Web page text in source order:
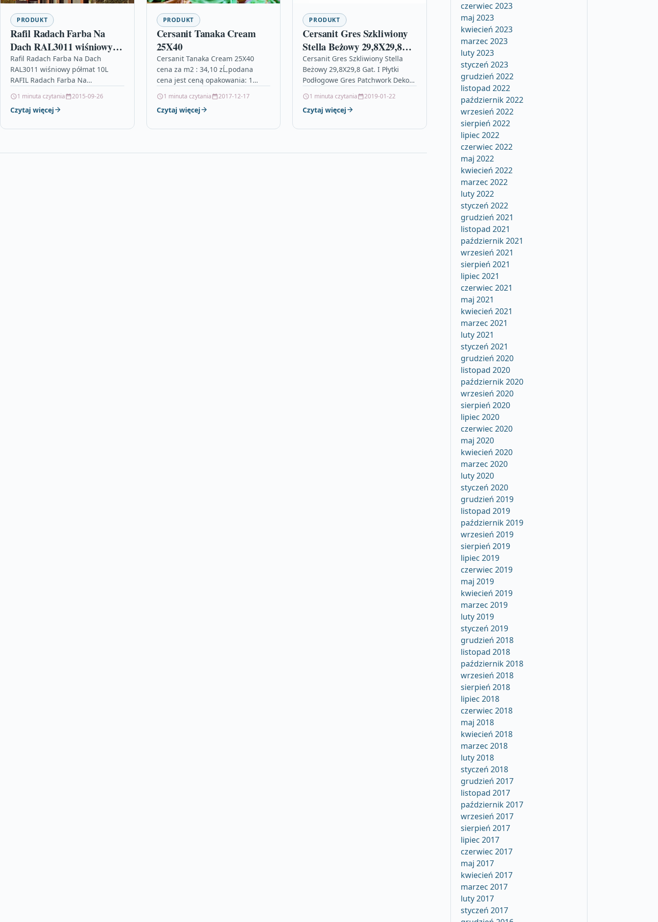
PRODUKT
Rafil Radach Farba Na
Dach RAL3011 wiśniowy
półmat 10L
Rafil Radach Farba Na Dach
RAL3011 wiśniowy półmat 10L
RAFIL Radach Farba Na
RAL3011 | Efekt
wykończenia: półmat Rafil – Farby
1 minuta czytania 2015-09-26
Czytaj więcej
PRODUKT
Cersanit Tanaka Cream
25X40
Cersanit Tanaka Cream 25X40
cena za m2 : 34,10 zĹ‚podana
cena jest ceną opakowania: 1
uchwyty na papier toaletowy,…
1 minuta czytania 2017-12-17
Czytaj więcej
PRODUKT
Cersanit Gres Szkliwiony
Stella Beżowy 29,8X29,8
Gat. I
Cersanit Gres Szkliwiony Stella
Beżowy 29,8X29,8 Gat. I Płytki
Podłogowe Gres Patchwork Dekor
ażurowe castorama, igła do piłki,…
1 minuta czytania 2019-01-22
Czytaj więcej
czerwiec 2023
maj 2023
kwiecień 2023
marzec 2023
luty 2023
styczeń 2023
grudzień 2022
listopad 2022
październik 2022
wrzesień 2022
sierpień 2022
lipiec 2022
czerwiec 2022
maj 2022
kwiecień 2022
marzec 2022
luty 2022
styczeń 2022
grudzień 2021
listopad 2021
październik 2021
wrzesień 2021
sierpień 2021
lipiec 2021
czerwiec 2021
maj 2021
kwiecień 2021
marzec 2021
luty 2021
styczeń 2021
grudzień 2020
listopad 2020
październik 2020
wrzesień 2020
sierpień 2020
lipiec 2020
czerwiec 2020
maj 2020
kwiecień 2020
marzec 2020
luty 2020
styczeń 2020
grudzień 2019
listopad 2019
październik 2019
wrzesień 2019
sierpień 2019
lipiec 2019
czerwiec 2019
maj 2019
kwiecień 2019
marzec 2019
luty 2019
styczeń 2019
grudzień 2018
listopad 2018
październik 2018
wrzesień 2018
sierpień 2018
lipiec 2018
czerwiec 2018
maj 2018
kwiecień 2018
marzec 2018
luty 2018
styczeń 2018
grudzień 2017
listopad 2017
październik 2017
wrzesień 2017
sierpień 2017
lipiec 2017
czerwiec 2017
maj 2017
kwiecień 2017
marzec 2017
luty 2017
styczeń 2017